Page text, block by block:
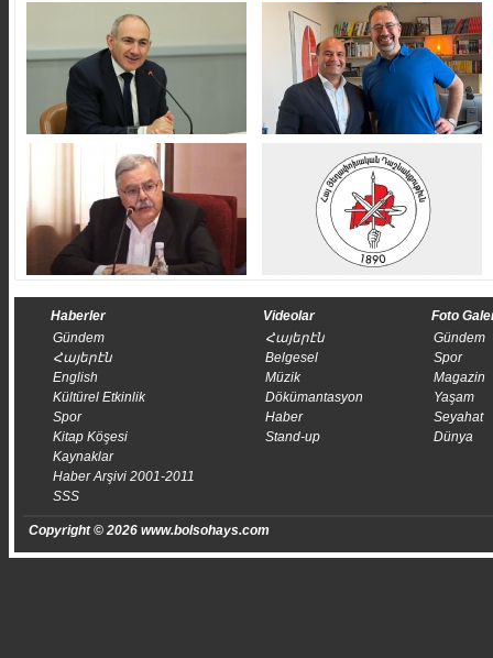
Haberler
Gündem
Հայերէն
English
Kültürel Etkinlik
Spor
Kitap Köşesi
Kaynaklar
Haber Arşivi 2001-2011
SSS
Videolar
Հայերէն
Belgesel
Müzik
Dökümantasyon
Haber
Stand-up
Foto
Gündem
Spor
Magazin
Yaşam
Seyahat
Dünya
Copyright © 2026 www.bolsohays.com